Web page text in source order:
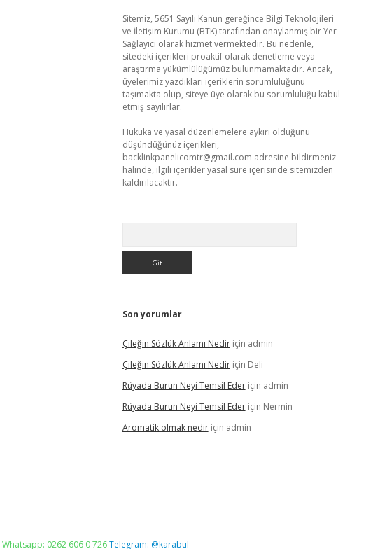
Sitemiz, 5651 Sayılı Kanun gereğince Bilgi Teknolojileri
ve İletişim Kurumu (BTK) tarafından onaylanmış bir Yer
Sağlayıcı olarak hizmet vermektedir. Bu nedenle,
sitedeki içerikleri proaktif olarak denetleme veya
araştırma yükümlülüğümüz bulunmamaktadır. Ancak,
üyelerimiz yazdıkları içeriklerin sorumluluğunu
taşımakta olup, siteye üye olarak bu sorumluluğu kabul
etmiş sayılırlar.
Hukuka ve yasal düzenlemelere aykırı olduğunu
düşündüğünüz içerikleri,
backlinkpanelicomtr@gmail.com adresine bildirmeniz
halinde, ilgili içerikler yasal süre içerisinde sitemizden
kaldırılacaktır.
Son yorumlar
Çileğin Sözlük Anlamı Nediriçin admin
Çileğin Sözlük Anlamı Nediriçin Deli
Rüyada Burun Neyi Temsil Ederiçin admin
Rüyada Burun Neyi Temsil Ederiçin Nermin
Aromatik olmak nediriçin admin
Whatsapp: 0262 606 0 726Telegram: @karabul